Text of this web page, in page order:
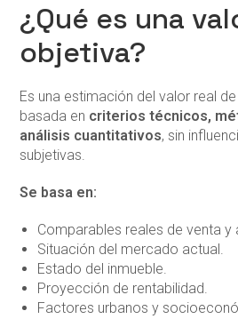
¿Qué es una
objetiva?
Es una estimación del valor real
basada en criterios técnicos,
análisis cuantitativos, sin
subjetivas.
Se basa en:
Comparables reales de venta y
Situación del mercado actual.
Estado del inmueble.
Proyección de rentabilidad.
Factores urbanos y